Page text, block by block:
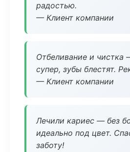
радостью.
— Клиент компании
Отбеливание и чистка
супер, зубы блестят.
— Клиент компании
Лечили кариес — без
идеально под цвет.
заботу!